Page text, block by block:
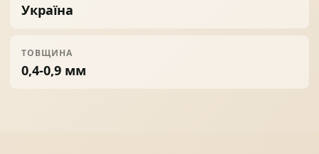
Україна
ТОВЩИНА
0,4-0,9 мм